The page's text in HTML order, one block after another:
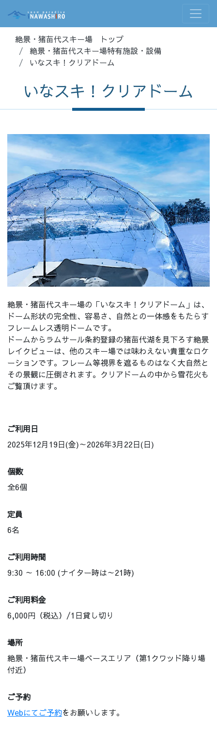
絶景・猪苗代スキー場 トップ
絶景・猪苗代スキー場特有施設・設備
いなスキ！クリアドーム
いなスキ！クリアドーム
絶景・猪苗代スキー場の「いなスキ！クリアドーム」は、
ドーム形状の完全性、容易さ、自然との一体感をもたらす
フレームレス透明ドームです。
ドームからラムサール条約登録の猪苗代湖を見下ろす絶景
レイクビューは、他のスキー場では味わえない貴重なロケ
ーションです。フレーム等視界を遮るものはなく大自然と
その景観に圧倒されます。クリアドームの中から雪花火も
ご覧頂けます。
ご利用日
2025年12月19日(金)～2026年3月22日(日)
個数
全6個
定員
6名
ご利用時間
9:30 ～ 16:00 (ナイター時は～21時)
ご利用料金
6,000円（税込）/1日貸し切り
場所
絶景・猪苗代スキー場ベースエリア（第1クワッド降り場
付近）
ご予約
Webにてご予約をお願いします。